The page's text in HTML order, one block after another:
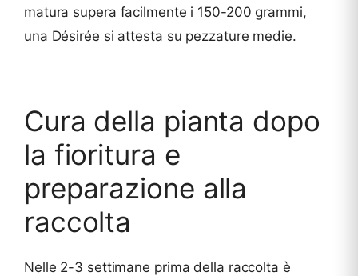
matura supera facilmente i 150-200 grammi,
una Désirée si attesta su pezzature medie.
Cura della pianta dopo
la fioritura e
preparazione alla
raccolta
Nelle 2-3 settimane prima della raccolta è